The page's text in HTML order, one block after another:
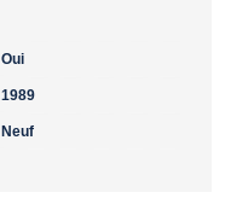
Oui
1989
Neuf